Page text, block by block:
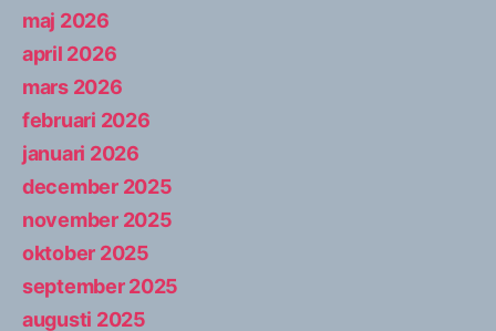
maj 2026
april 2026
mars 2026
februari 2026
januari 2026
december 2025
november 2025
oktober 2025
september 2025
augusti 2025